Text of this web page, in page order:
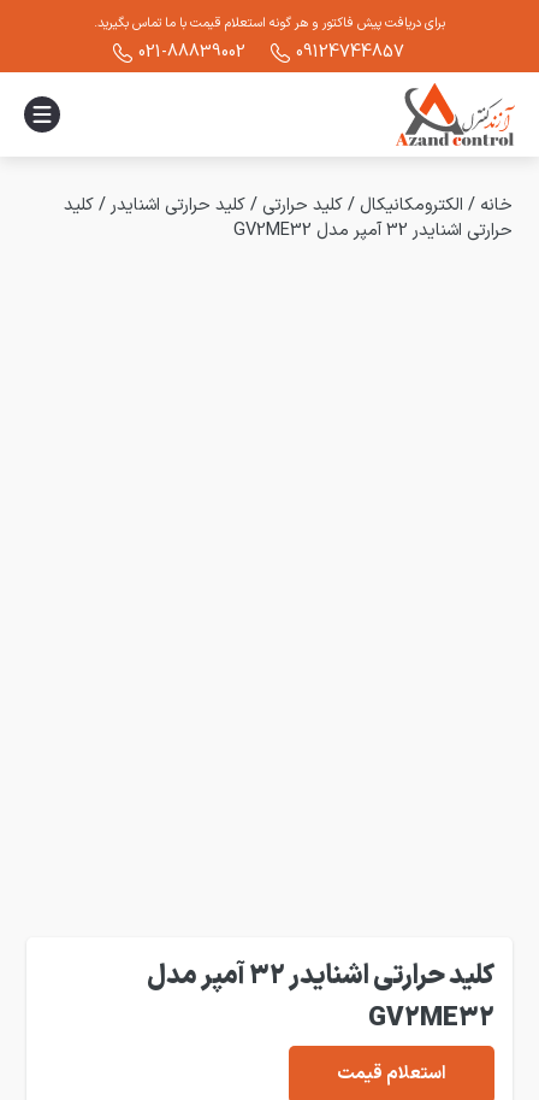
برای دریافت پیش فاکتور و هر گونه استعلام قیمت با ما تماس بگیرید.
09124744857
021-88839002
خانه / الکترومکانیکال /کلید حرارتی /کلید حرارتی اشنایدر /کلید
حرارتی اشنایدر 32 آمپر مدل GV2ME32
کلید حرارتی اشنایدر 32 آمپر مدل
GV2ME32
استعلام قیمت